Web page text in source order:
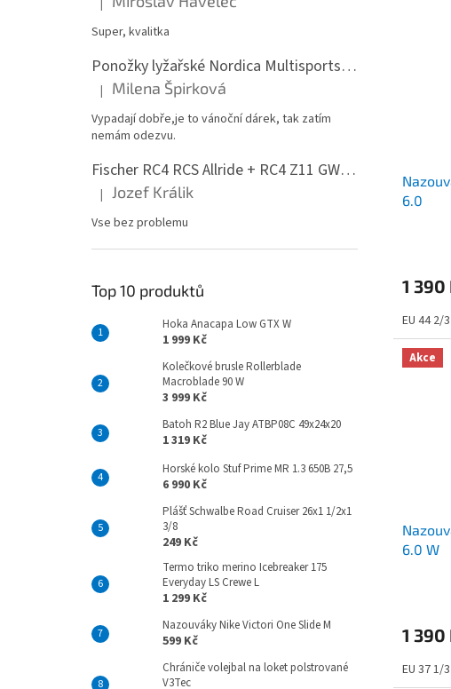
Hodnocení produktu je 5 z 5 hvězdiček.
Super, kvalitka
Ponožky lyžařské Nordica Multisports Winter dvojbalení
Hodnocení produktu je 5 z 5 hvězdiček.
| Milena Špirková
Vypadají dobře,je to vánoční dárek, tak zatím
nemám odezvu.
Fischer RC4 RCS Allride + RC4 Z11 GW PR
Hodnocení produktu je 5 z 5 hvězdiček.
| Jozef Králik
Vse bez problemu
Top 10 produktů
Hoka Anacapa Low GTX W
1 999 Kč
Kolečkové brusle Rollerblade
Macroblade 90 W
3 999 Kč
Batoh R2 Blue Jay ATBP08C 49x24x20
1 319 Kč
Horské kolo Stuf Prime MR 1.3 650B 27,5
6 990 Kč
Plášť Schwalbe Road Cruiser 26x1 1/2x1
3/8
249 Kč
Termo triko merino Icebreaker 175
Everyday LS Crewe L
1 299 Kč
Nazouváky Nike Victori One Slide M
599 Kč
Chrániče volejbal na loket polstrované
V3Tec
6.0
1 390
EU 44 2/3
Akce
6.0 W
1 390
EU 37 1/3